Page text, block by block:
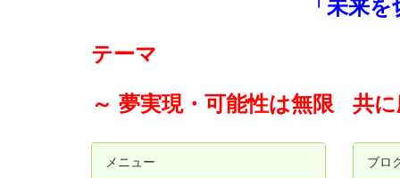
テーマ
～ 夢実現・可能性は無限 共
ブロ
メニュー